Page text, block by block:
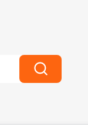
Wyczyść Szukaj